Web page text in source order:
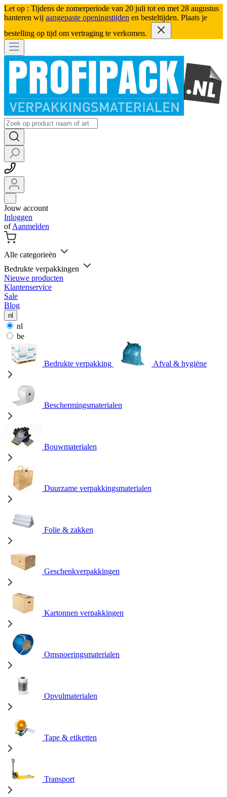
Let op : Tijdens de zomerperiode van 20 juli tot en met 28 augustus
hanteren wij aangepaste openingstijden en besteltijden. Plaats je
bestelling op tijd om vertraging te verkomen.
Jouw account
Inloggen
ofAanmelden
Alle categorieën
Bedrukte verpakkingen
Nieuwe producten
Klantenservice
Sale
Blog
nl
nl
be
Bedrukte verpakking Afval & hygiëne
Beschermingsmaterialen
Bouwmaterialen
Duurzame verpakkingsmaterialen
Folie & zakken
Geschenkverpakkingen
Kartonnen verpakkingen
Omsnoeringsmaterialen
Opvulmaterialen
Tape & etiketten
Transport